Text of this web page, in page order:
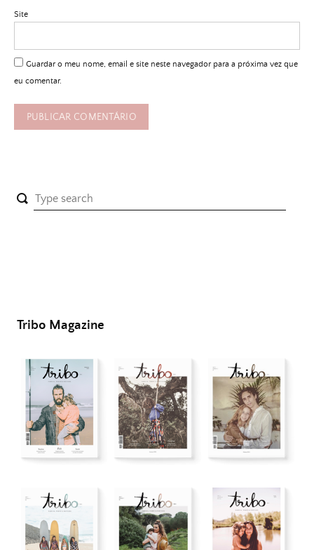
Site
Guardar o meu nome, email e site neste navegador para a próxima vez que
eu comentar.
Tribo Magazine